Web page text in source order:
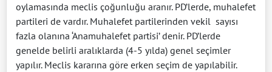
oylamasında meclis çoğunluğu aranır. PD’lerde, muhalefet
partileri de vardır. Muhalefet partilerinden vekil sayısı
fazla olanına ‘Anamuhalefet partisi’ denir. PD’lerde
genelde belirli aralıklarda (4-5 yılda) genel seçimler
yapılır. Meclis kararına göre erken seçim de yapılabilir.